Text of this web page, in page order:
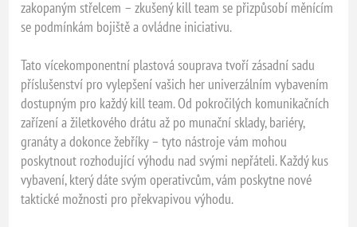
zakopaným střelcem – zkušený kill team se přizpůsobí měnícím
se podmínkám bojiště a ovládne iniciativu.
Tato vícekomponentní plastová souprava tvoří zásadní sadu
příslušenství pro vylepšení vašich her univerzálním vybavením
dostupným pro každý kill team. Od pokročilých komunikačních
zařízení a žiletkového drátu až po munační sklady, bariéry,
granáty a dokonce žebříky – tyto nástroje vám mohou
poskytnout rozhodující výhodu nad svými nepřáteli. Každý kus
vybavení, který dáte svým operativcům, vám poskytne nové
taktické možnosti pro překvapivou výhodu.